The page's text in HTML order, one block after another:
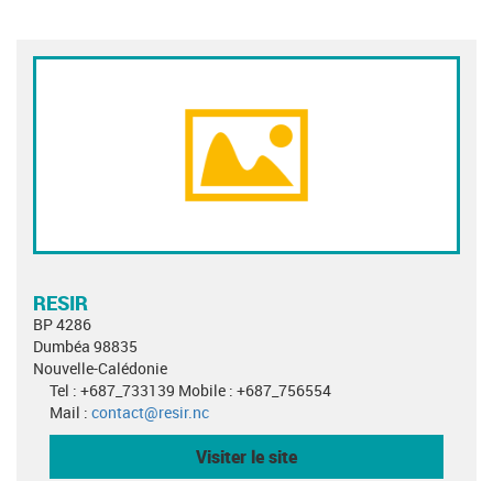
RESIR
BP 4286
Dumbéa 98835
Nouvelle-Calédonie
Tel : +687_733139 Mobile : +687_756554
Mail : contact@resir.nc
Visiter le site